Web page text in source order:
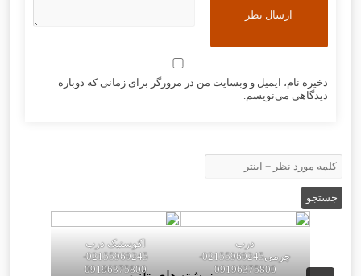
ذخیره نام، ایمیل و وبسایت من در مرورگر برای زمانی که دوباره
دیدگاهی می‌نویسم.
درب
چرمی02155969245-
09196375800
اکوستیک درب
02155969245-
09196375800